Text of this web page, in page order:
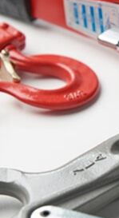
Kilitler /
Paslanmaz
Bağlantı
Caraskal /
Yük Bağlama
Sapanlar
Terrier
RopeBlock
Nemag